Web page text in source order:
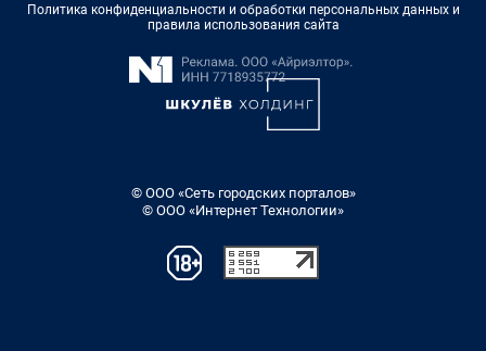
Политика конфиденциальности и обработки персональных данных и
правила использования сайта
© ООО «Сеть городских порталов»
© ООО «Интернет Технологии»